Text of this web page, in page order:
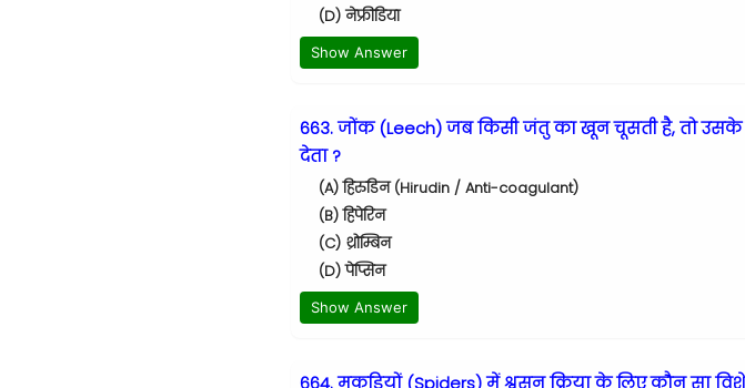
(D) नेफ्रीडिया
Show Answer
663. जोंक (Leech) जब किसी जंतु का खून चूसती है, तो
देता ?
(A) हिरुडिन (Hirudin / Anti-coagulant)
(B) हिपेरिन
(C) थ्रोम्बिन
(D) पेप्सिन
Show Answer
664. मकड़ियों (Spiders) में श्वसन क्रिया के लिए कौन सा